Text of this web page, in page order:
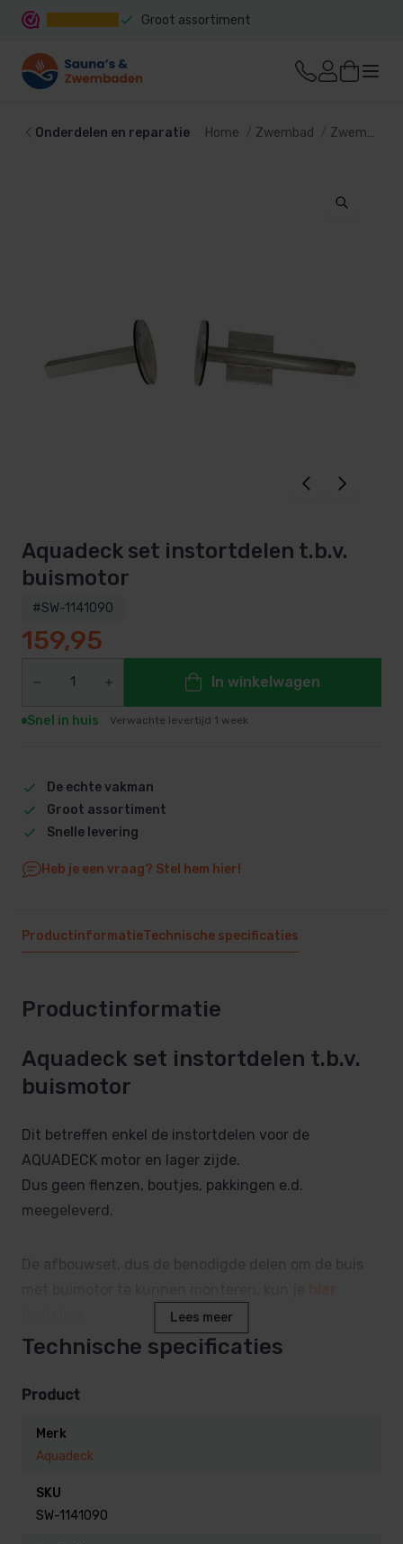
Groot assortiment
Onderdelen en reparatie Home Zwembad Zwembadtechniek
Aquadeck set instortdelen t.b.v.
buismotor
#SW-1141090
159,95
In winkelwagen
Snel in huis Verwachte levertijd 1 week
De echte vakman
Groot assortiment
Snelle levering
Heb je een vraag? Stel hem hier!
ProductinformatieTechnische specificaties
Productinformatie
Aquadeck set instortdelen t.b.v.
buismotor
Dit betreffen enkel de instortdelen voor de
AQUADECK motor en lager zijde.
Dus geen flenzen, boutjes, pakkingen e.d.
meegeleverd.
De afbouwset, dus de benodigde delen om de buis
Lees meer
Technische specificaties
Product
Merk
Aquadeck
SKU
SW-1141090